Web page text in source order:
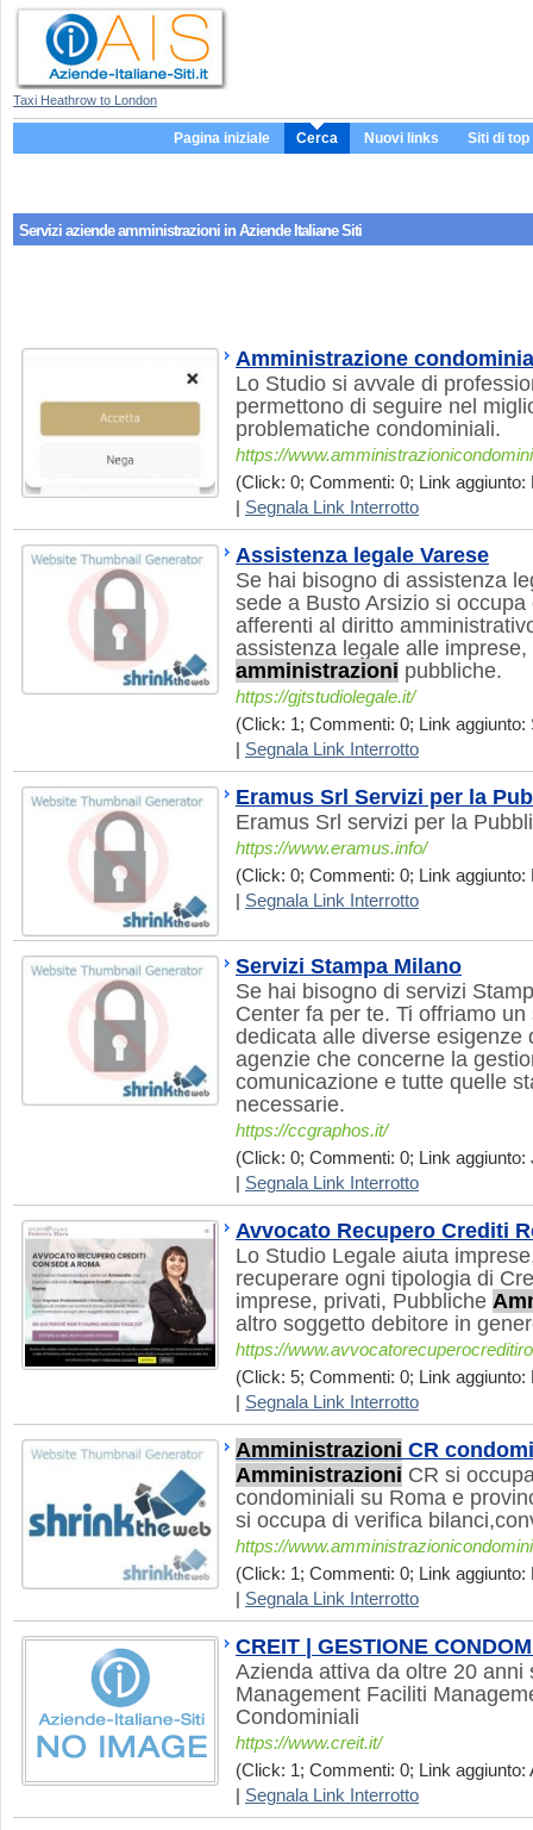
Taxi Heathrow to London
Pagina iniziale Cerca Nuovi links Siti di top
Servizi aziendeamministrazioni in Aziende Italiane Siti
Amministrazione
Lo Studio si avvale di
permettono di seguire nel
problematiche condominiali.
https://
(Click: 0; Commenti: 0; Link aggiunto:
Segnala Link Interrotto
Assistenza legale Varese
Se hai bisogno di assistenza
sede a Busto Arsizio si
afferenti al diritto
assistenza legale alle
amministrazioni pubbliche.
https://gjtstudiolegale.it/
(Click: 1; Commenti: 0; Link aggiunto:
Segnala Link Interrotto
Eramus Srl Servizi per la
Eramus Srl servizi per la
https://www.eramus.info/
(Click: 0; Commenti: 0; Link aggiunto:
Segnala Link Interrotto
Servizi Stampa Milano
Se hai bisogno di servizi
Center fa per te. Ti offriamo
dedicata alle diverse esigenze
agenzie che concerne la
comunicazione e tutte quelle
necessarie.
https://ccgraphos.it/
(Click: 0; Commenti: 0; Link aggiunto:
Segnala Link Interrotto
Avvocato Recupero Crediti
Lo Studio Legale aiuta
recuperare ogni tipologia di
imprese, privati, Pubbliche
altro soggetto debitore in
https://
(Click: 5; Commenti: 0; Link aggiunto:
Segnala Link Interrotto
Amministrazioni CR
Amministrazioni CR si
condominiali su Roma e
si occupa di verifica
https://
(Click: 1; Commenti: 0; Link aggiunto:
Segnala Link Interrotto
CREIT | GESTIONE
Azienda attiva da oltre 20
Management Faciliti
Condominiali
https://www.creit.it/
(Click: 1; Commenti: 0; Link aggiunto:
Segnala Link Interrotto